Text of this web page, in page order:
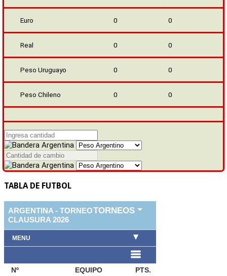
Euro 0 0
Real 0 0
Peso Uruguayo 0 0
Peso Chileno 0 0
TABLA DE FUTBOL